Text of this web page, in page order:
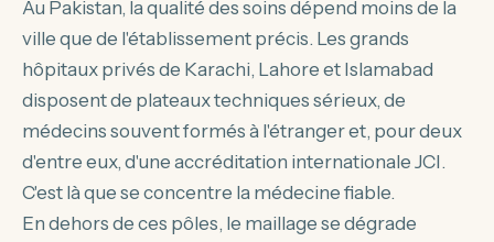
Au Pakistan, la qualité des soins dépend moins de la
ville que de l'établissement précis. Les grands
hôpitaux privés de Karachi, Lahore et Islamabad
disposent de plateaux techniques sérieux, de
médecins souvent formés à l'étranger et, pour deux
d'entre eux, d'une accréditation internationale JCI.
C'est là que se concentre la médecine fiable.
En dehors de ces pôles, le maillage se dégrade